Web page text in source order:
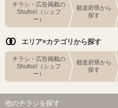
チラシ・広告掲載の
Shufoo!（シュフ
ー）
都道府県から
探す
エリア×カテゴリから探す
チラシ・広告掲載の
Shufoo!（シュフ
ー）
都道府県から
探す
他のチラシを探す